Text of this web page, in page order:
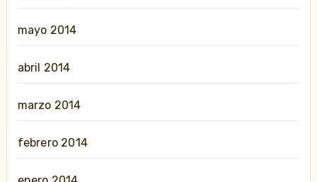
mayo 2014
abril 2014
marzo 2014
febrero 2014